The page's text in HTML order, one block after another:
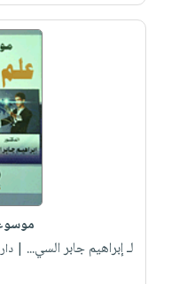
لـ إبراهيم جابر السي... |